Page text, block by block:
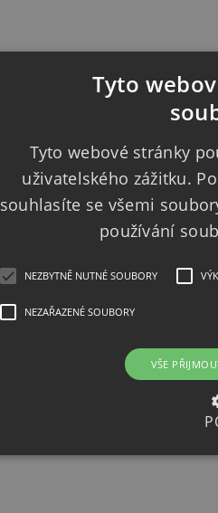
Tyto
Tyto webové stránky
uživatelského zážitku.
souhlasíte se všemi
používání
NEZBYTNĚ NUTNÉ SOUBORY
NEZAŘAZENÉ SOUBORY
VŠE